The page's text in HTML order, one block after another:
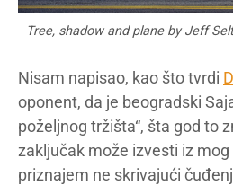
Tree, shadow and plane by Jeff
Nisam napisao, kao što tvrdi
oponent, da je beogradski
poželjnog tržišta“, šta god to
zaključak može izvesti iz
priznajem ne skrivajući